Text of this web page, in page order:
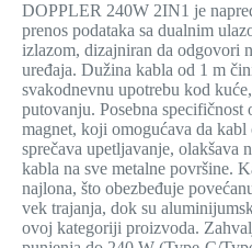
DOPPLER 240W 2IN1 je
prenos podataka sa dualnim
izlazom, dizajniran da odgovori
uređaja. Dužina kabla od 1 m
svakodnevnu upotrebu kod
putovanju. Posebna specifičnost
magnet, koji omogućava da
sprečava upetljavanje, olakšava
kabla na sve metalne površine.
najlona, što obezbeđuje
vek trajanja, dok su
ovoj kategoriji proizvoda.